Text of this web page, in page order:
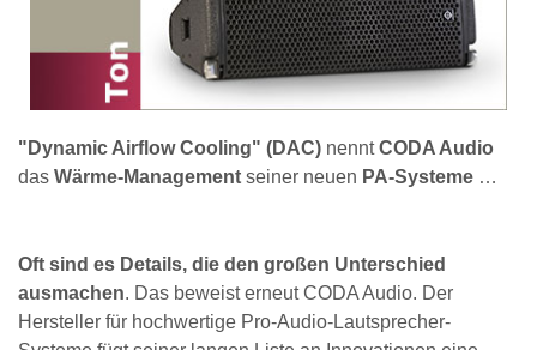
"Dynamic Airflow Cooling" (DAC) nenntCODA Audio
das Wärme-Management seiner neuen PA-Systeme …
Oft sind es Details, die den großen Unterschied
ausmachen. Das beweist erneut CODA Audio. Der
Hersteller für hochwertige Pro-Audio-Lautsprecher-